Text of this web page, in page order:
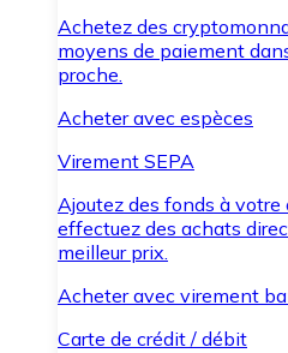
Achetez des
moyens de paiement
proche.
Acheter avec espèces
Virement SEPA
Ajoutez des fonds à
effectuez des achats
meilleur prix.
Acheter avec virement
Carte de crédit / débit